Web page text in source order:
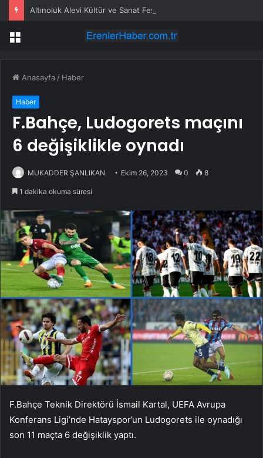
Menü
Anasayfa / Haber
Haber
F.Bahçe, Ludogorets maçını
6 değişiklikle oynadı
MUKADDER ŞANLIKAN Ekim 26, 2023 0 8
1 dakika okuma süresi
F.Bahçe Teknik Direktörü İsmail Kartal, UEFA Avrupa
Konferans Ligi’nde Hatayspor’un Ludogorets ile oynadığı
son 11 maçta 6 değişiklik yaptı.